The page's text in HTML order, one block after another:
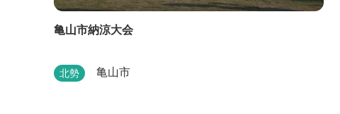
亀山市納涼大会
北勢 亀山市